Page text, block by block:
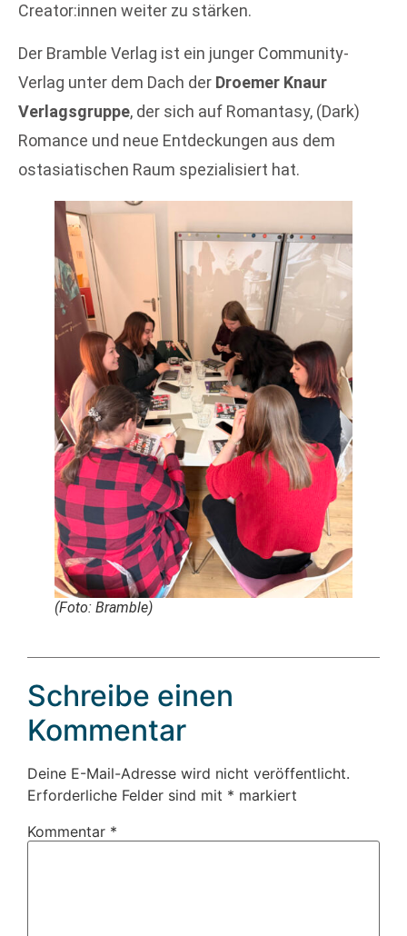
Creator:innen weiter zu stärken.
Der Bramble Verlag ist ein junger Community-
Verlag unter dem Dach der Droemer Knaur
Verlagsgruppe, der sich auf Romantasy, (Dark)
Romance und neue Entdeckungen aus dem
ostasiatischen Raum spezialisiert hat.
(Foto: Bramble)
Schreibe einen
Kommentar
Deine E-Mail-Adresse wird nicht veröffentlicht.
Erforderliche Felder sind mit * markiert
Kommentar *